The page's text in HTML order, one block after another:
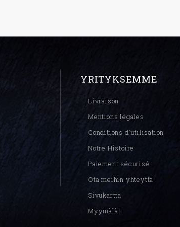
YRITYKSEMME
Livraison
Mentions légales
Conditions d'utilisation
Notre Histoire
Paiement sécurisé
Ota meihin yhteyttä
Sivukartta
Myymälät